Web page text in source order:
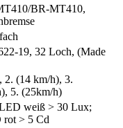
BR-MT410,
19, 32 Loch, (Made
2. (14 km/h), 3.
5. (25km/h)
weiß > 30 Lux;
> 5 Cd